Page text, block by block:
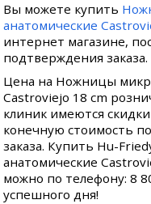
Вы можете купить
анатомические
интернет магазине,
подтверждения заказа.
Цена на Ножницы
Castroviejo 18 cm
клиник имеются
конечную стоимость
заказа. Купить Hu-
анатомические
можно по телефону: 8
успешного дня!